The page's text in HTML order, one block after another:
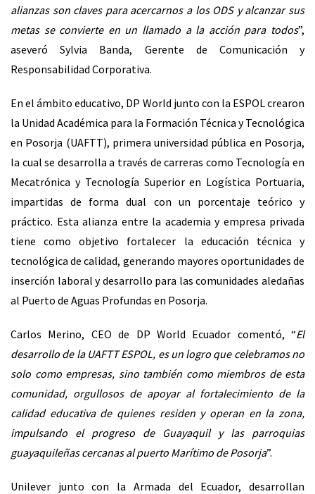
alianzas son claves para acercarnos a los ODS y alcanzar sus
metas se convierte en un llamado a la acción para todos”,
aseveró Sylvia Banda, Gerente de Comunicación y
Responsabilidad Corporativa.
En el ámbito educativo, DP World junto con la ESPOL crearon
la Unidad Académica para la Formación Técnica y Tecnológica
en Posorja (UAFTT), primera universidad pública en Posorja,
la cual se desarrolla a través de carreras como Tecnología en
Mecatrónica y Tecnología Superior en Logística Portuaria,
impartidas de forma dual con un porcentaje teórico y
práctico. Esta alianza entre la academia y empresa privada
tiene como objetivo fortalecer la educación técnica y
tecnológica de calidad, generando mayores oportunidades de
inserción laboral y desarrollo para las comunidades aledañas
al Puerto de Aguas Profundas en Posorja.
Carlos Merino, CEO de DP World Ecuador comentó, “El
desarrollo de la UAFTT ESPOL, es un logro que celebramos no
solo como empresas, sino también como miembros de esta
comunidad, orgullosos de apoyar al fortalecimiento de la
calidad educativa de quienes residen y operan en la zona,
impulsando el progreso de Guayaquil y las parroquias
guayaquileñas cercanas al puerto Marítimo de Posorja”.
Unilever junto con la Armada del Ecuador, desarrollan